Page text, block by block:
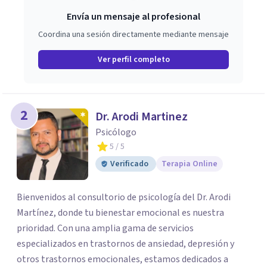
Envía un mensaje al profesional
Coordina una sesión directamente mediante mensaje
Ver perfil completo
2 Dr. Arodi Martinez
Psicólogo
5 / 5
Verificado
Terapia Online
Bienvenidos al consultorio de psicología del Dr. Arodi
Martínez, donde tu bienestar emocional es nuestra
prioridad. Con una amplia gama de servicios
especializados en trastornos de ansiedad, depresión y
otros trastornos emocionales, estamos dedicados a